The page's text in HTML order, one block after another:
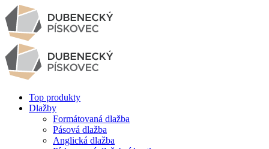
Top produkty
Dlažby
Formátovaná dlažba
Pásová dlažba
Anglická dlažba